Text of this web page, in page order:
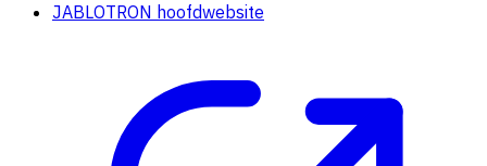
JABLOTRON hoofdwebsite